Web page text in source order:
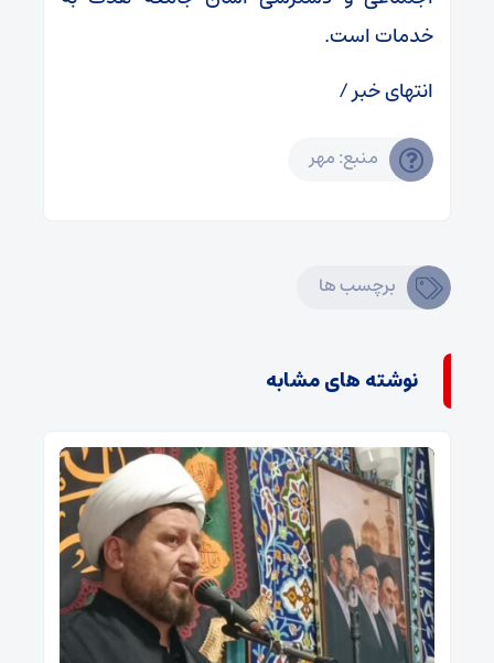
خدمات است.
انتهای خبر /
منبع: مهر
برچسب ها
نوشته های مشابه